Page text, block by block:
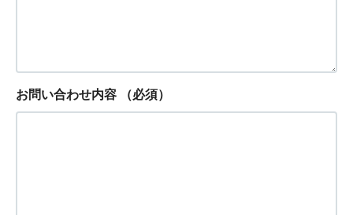
お問い合わせ内容 （必須）